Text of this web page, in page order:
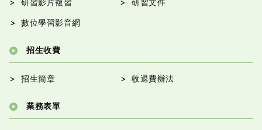
研習影片複習 研習文件
數位學習影音網
招生收費
招生簡章 收退費辦法
業務表單